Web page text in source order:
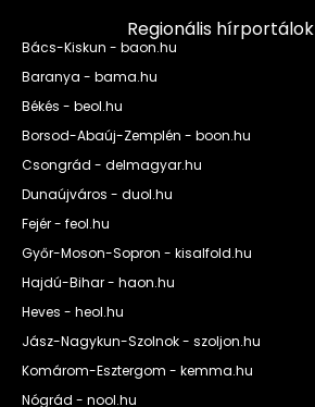
Regionális hírportálok
Bács-Kiskun - baon.hu
Baranya - bama.hu
Békés - beol.hu
Borsod-Abaúj-Zemplén - boon.hu
Csongrád - delmagyar.hu
Dunaújváros - duol.hu
Fejér - feol.hu
Győr-Moson-Sopron - kisalfold.hu
Hajdú-Bihar - haon.hu
Heves - heol.hu
Jász-Nagykun-Szolnok - szoljon.hu
Komárom-Esztergom - kemma.hu
Nógrád - nool.hu